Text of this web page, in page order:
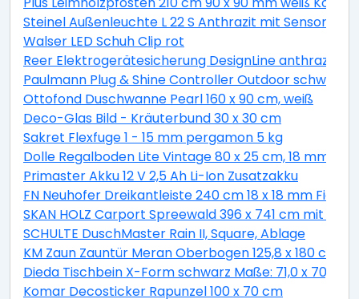
Steinel Außenleuchte L 22 S Anthrazit mit Sensor
Walser LED Schuh Clip rot
Reer Elektrogerätesicherung DesignLine anthrazit
Paulmann Plug & Shine Controller Outdoor schwarz
Ottofond Duschwanne Pearl 160 x 90 cm, weiß
Deco-Glas Bild - Kräuterbund 30 x 30 cm
Sakret Flexfuge 1 - 15 mm pergamon 5 kg
Dolle Regalboden Lite Vintage 80 x 25 cm, 18 mm,
Primaster Akku 12 V 2,5 Ah Li-Ion Zusatzakku
FN Neuhofer Dreikantleiste 240 cm 18 x 18 mm
SKAN HOLZ Carport Spreewald 396 x 741 cm mit
SCHULTE DuschMaster Rain II, Square, Ablage
KM Zaun Zauntür Meran Oberbogen 125,8 x 180 cm,
Dieda Tischbein X-Form schwarz Maße: 71,0 x 70,0 x
Komar Decosticker Rapunzel 100 x 70 cm